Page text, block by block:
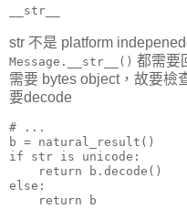
__str__
str 不是 platform
Message.__str__() 都需要
需要 bytes object，故要檢
要decode
# ...
b = natural_result()
if str is unicode:
    return b.decode()
else:
    return b